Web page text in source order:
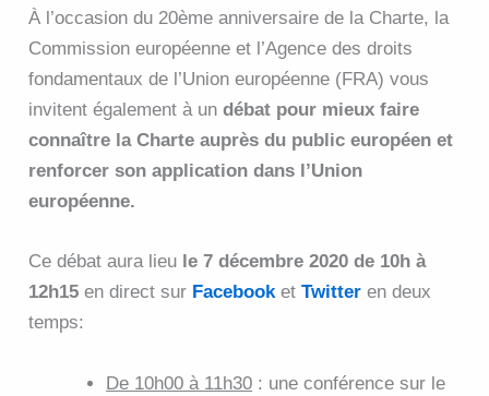
À l’occasion du 20ème anniversaire de la Charte, la
Commission européenne et l’Agence des droits
fondamentaux de l’Union européenne (FRA) vous
invitent également à undébat pour mieux faire
connaître la Charte auprès du public européen et
renforcer son application dans l’Union
européenne.
Ce débat aura lieu le 7 décembre 2020 de 10h à
12h15 en direct sur FacebooketTwitter en deux
temps:
De 10h00 à 11h30 : une conférence sur le